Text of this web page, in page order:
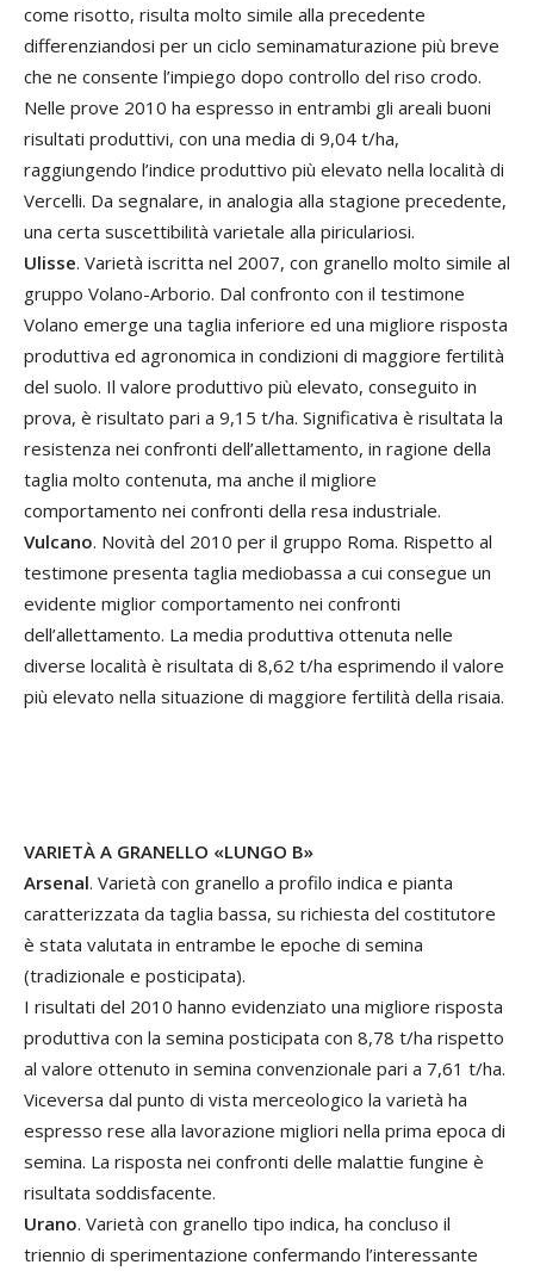
come risotto, risulta molto simile alla precedente
differenziandosi per un ciclo seminamaturazione più breve
che ne consente l’impiego dopo controllo del riso crodo.
Nelle prove 2010 ha espresso in entrambi gli areali buoni
risultati produttivi, con una media di 9,04 t/ha,
raggiungendo l’indice produttivo più elevato nella località di
Vercelli. Da segnalare, in analogia alla stagione precedente,
una certa suscettibilità varietale alla piriculariosi.
Ulisse. Varietà iscritta nel 2007, con granello molto simile al
gruppo Volano-Arborio. Dal confronto con il testimone
Volano emerge una taglia inferiore ed una migliore risposta
produttiva ed agronomica in condizioni di maggiore fertilità
del suolo. Il valore produttivo più elevato, conseguito in
prova, è risultato pari a 9,15 t/ha. Significativa è risultata la
resistenza nei confronti dell’allettamento, in ragione della
taglia molto contenuta, ma anche il migliore
comportamento nei confronti della resa industriale.
Vulcano. Novità del 2010 per il gruppo Roma. Rispetto al
testimone presenta taglia mediobassa a cui consegue un
evidente miglior comportamento nei confronti
dell’allettamento. La media produttiva ottenuta nelle
diverse località è risultata di 8,62 t/ha esprimendo il valore
più elevato nella situazione di maggiore fertilità della risaia.
VARIETÀ A GRANELLO «LUNGO B»
Arsenal. Varietà con granello a profilo indica e pianta
caratterizzata da taglia bassa, su richiesta del costitutore
è stata valutata in entrambe le epoche di semina
(tradizionale e posticipata).
I risultati del 2010 hanno evidenziato una migliore risposta
produttiva con la semina posticipata con 8,78 t/ha rispetto
al valore ottenuto in semina convenzionale pari a 7,61 t/ha.
Viceversa dal punto di vista merceologico la varietà ha
espresso rese alla lavorazione migliori nella prima epoca di
semina. La risposta nei confronti delle malattie fungine è
risultata soddisfacente.
Urano. Varietà con granello tipo indica, ha concluso il
triennio di sperimentazione confermando l’interessante